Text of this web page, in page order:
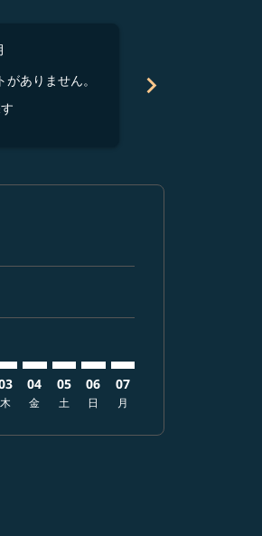
ありません。
chevron_right
す
を探す
ァーを探す
オファーを探す
オファーを探す
オファーを探す
disclaimer. オファーを探す
offers-disclaimer. オファーを探す
view-offers-disclaimer. オファーを探す
木
04
金
05
土
06
日
07
月